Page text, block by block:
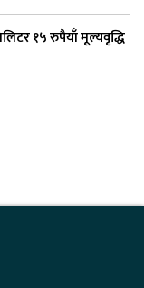
१५ रुपैयाँ मूल्यवृद्धि